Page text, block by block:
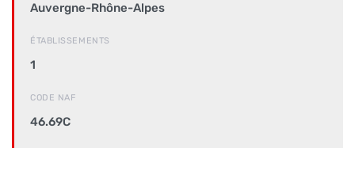
Auvergne-Rhône-Alpes
ÉTABLISSEMENTS
1
CODE NAF
46.69C